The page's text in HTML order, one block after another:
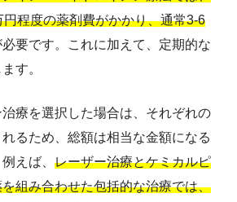
程度の薬剤費がかかり、通常3-6
必要です。これに加えて、定期的な
す。
療を選択した場合は、それぞれの
るため、総額は相当な金額になる
えば、 レーザー治療とケミカルピ
組み合わせた包括的な治療では、